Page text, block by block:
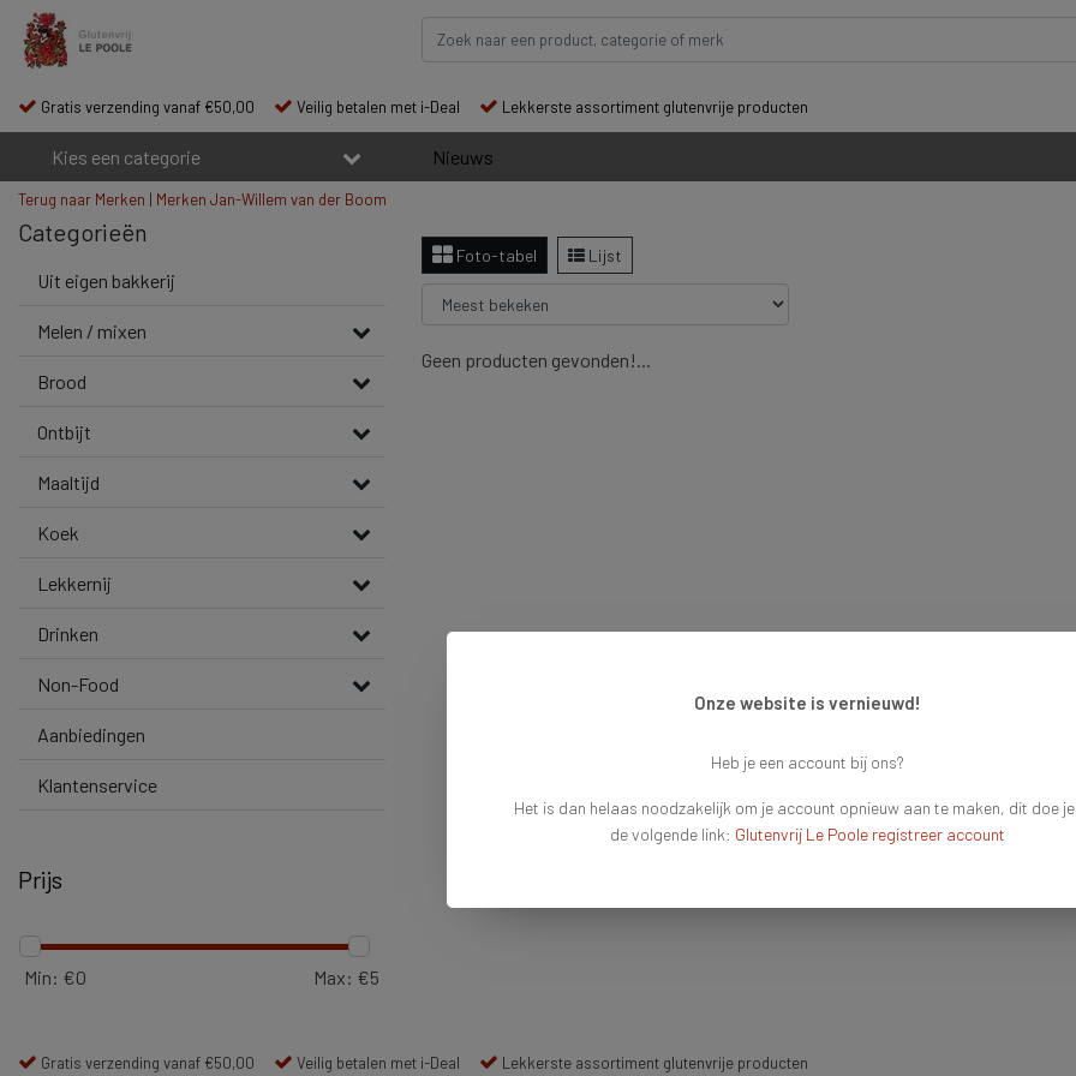
Gratis verzending vanaf €50,00 Veilig betalen met i-Deal Lekkerste assortiment glutenvrije producten
Kies een categorie Nieuws
Terug naar Merken | Merken Jan-Willem van der Boom
Categorieën
Uit eigen bakkerij
Melen / mixen
Brood
Ontbijt
Maaltijd
Koek
Lekkernij
Drinken
Non-Food
Aanbiedingen
Klantenservice
Prijs
Min: €0 Max: €5
Foto-tabel Lijst
Geen producten gevonden!...
Gratis verzending vanaf €50,00 Veilig betalen met i-Deal Lekkerste assortiment glutenvrije producten
Onze website is vernieuwd!
Heb je een account bij ons?
Het is dan helaas noodzakelijk om je account opnieuw aan te maken, dit doe
de volgende link: Glutenvrij Le Poole registreer account